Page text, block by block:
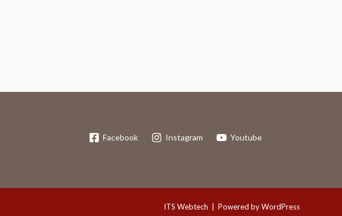
Facebook Instagram Youtube
ITS Webtech | Powered by WordPress